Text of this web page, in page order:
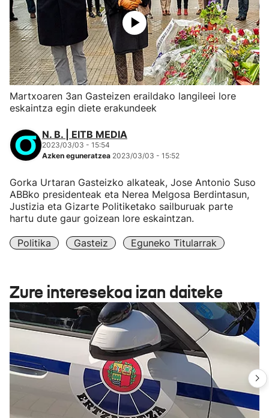
Martxoaren 3an Gasteizen eraildako langileei lore
eskaintza egin diete erakundeek
N. B. | EITB MEDIA
2023/03/03 - 15:54
Azken eguneratzea 2023/03/03 - 15:52
Gorka Urtaran Gasteizko alkateak, Jose Antonio Suso
ABBko presidenteak eta Nerea Melgosa Berdintasun,
Justizia eta Gizarte Politiketako sailburuak parte
hartu dute gaur goizean lore eskaintzan.
Politika Gasteiz Eguneko Titularrak
Zure interesekoa izan daiteke